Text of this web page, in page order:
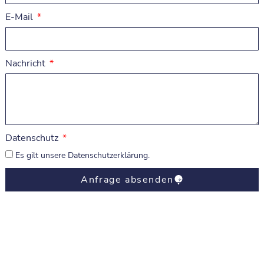
E-Mail
Nachricht
Datenschutz
Es gilt unsere Datenschutzerklärung.
Anfrage absenden